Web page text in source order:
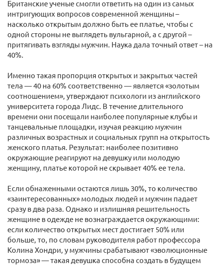
Британские ученые смогли ответить на один из самых
интригующих вопросов современной женщины –
насколько открытым должно быть ее платье, чтобы с
одной стороны не выглядеть вульгарной, а с другой –
притягивать взгляды мужчин. Наука дала точный ответ – на
40%.
Именно такая пропорция открытых и закрытых частей
тела — 40 на 60% соответственно — является «золотым
соотношением», утверждают психологи из английского
университета города Лидс. В течение длительного
времени они посещали наиболее популярные клубы и
танцевальные площадки, изучая реакцию мужчин
различных возрастных и социальных групп на открытость
женского платья. Результат: наиболее позитивно
окружающие реагируют на девушку или молодую
женщину, платье которой не скрывает 40% ее тела.
Если обнаженными остаются лишь 30%, то количество
«заинтересованных» молодых людей и мужчин падает
сразу в два раза. Однако и излишняя решительность
женщине в одежде не вознаграждается окружающими:
если количество открытых мест достигает 50% или
больше, то, по словам руководителя работ профессора
Колина Хондри, у мужчины срабатывают «эволюционные
тормоза» — такая девушка способна создать в будущем